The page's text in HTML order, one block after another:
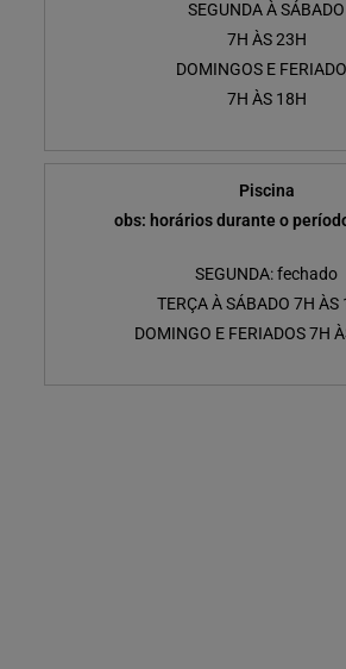
SEGUNDA À SÁBADO
7H ÀS 23H
DOMINGOS E
7H ÀS 18H
Piscina
obs: horários durante o
SEGUNDA: fechado
TERÇA À SÁBADO 7H ÀS
DOMINGO E FERIADOS 7H